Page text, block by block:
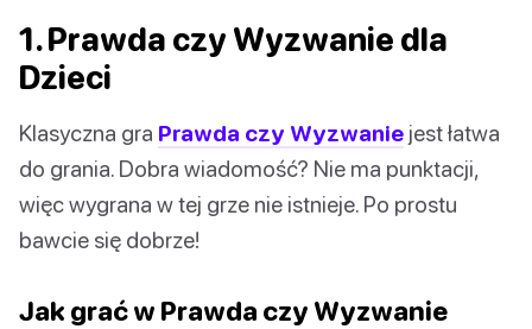
1. Prawda czy Wyzwanie dla
Dzieci
Klasyczna gra Prawda czy Wyzwanie jest łatwa
do grania. Dobra wiadomość? Nie ma punktacji,
więc wygrana w tej grze nie istnieje. Po prostu
bawcie się dobrze!
Jak grać w Prawda czy Wyzwanie